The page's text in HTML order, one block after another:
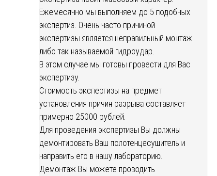
Ежемесячно мы выполняем до 5 подобных
экспертиз. Очень часто причиной
экспертизы является неправильный монтаж
либо так называемой гидроудар.
В этом случае мы готовы провести для Вас
экспертизу.
Стоимость экспертизы на предмет
установления причин разрыва составляет
примерно 25000 рублей.
Для проведения экспертизы Вы должны
демонтировать Ваш полотенцесушитель и
направить его в нашу лабораторию.
Демонтаж Вы можете проводить